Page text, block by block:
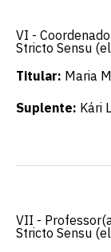
VI -
Stricto Sensu
Titular: Maria
Suplente: Kári
VII -
Stricto Sensu